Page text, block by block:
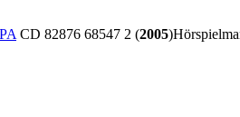
CD 82876 68547 2 (2005)